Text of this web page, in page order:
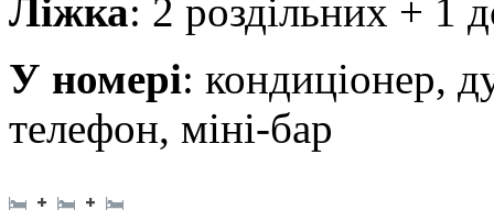
Ліжка: 2 роздільних + 1
У номері: кондиціонер,
телефон, міні-бар